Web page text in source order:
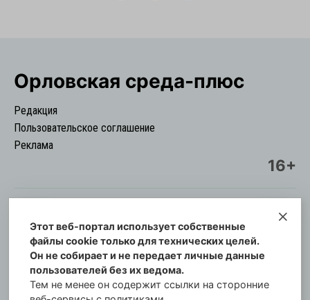
Орловская cреда-плюс
Редакция
Пользовательское соглашение
Реклама
16+
© Информационный городской портал
Орловская cреда-плюс, 2021-2026
Свидетельство о регистрации СМИ: ПИ №57-
00254 от 29 октября 2013 г.
Газета зарегистрирована Управлением
Этот веб-портал использует собственные
файлы cookie только для технических целей.
Он не собирает и не передает личные данные
пользователей без их ведома.
Тем не менее он содержит ссылки на сторонние